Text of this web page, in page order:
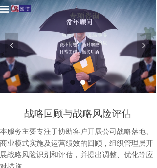
넳 넲
끀首页
观点洞察
服务介绍
新闻资讯
联系我们
战略回顾与战略风险评估
本服务主要专注于协助客户开展公司战略落地、
商业模式实施及运营绩效的回顾，组织管理层开
展战略风险识别和评估，并提出调整、优化等应
对措施。